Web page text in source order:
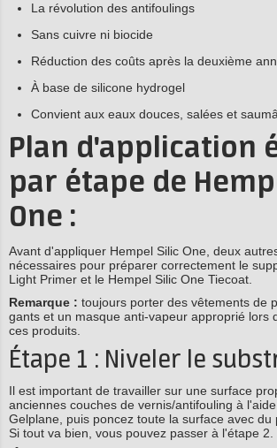
La révolution des antifoulings
Sans cuivre ni biocide
Réduction des coûts après la deuxième
À base de silicone hydrogel
Convient aux eaux douces, salées et
Plan d'application
par étape de
One :
Avant d'appliquer Hempel Silic One, deux
nécessaires pour préparer correctement le
Light Primer et le Hempel Silic One Tiecoat.
Remarque : toujours porter des vêtements de
gants et un masque anti-vapeur approprié lors
ces produits.
Étape 1 : Niveler le
Il est important de travailler sur une surface
anciennes couches de vernis/antifouling à
Gelplane, puis poncez toute la surface avec du
Si tout va bien, vous pouvez passer à l'étape 2.